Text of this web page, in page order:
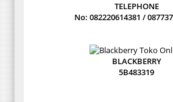
TELEPHONE
No: 082220614381 /
BLACKBERRY
5B483319